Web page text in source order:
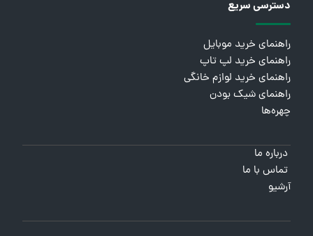
دسترسی سریع
راهنمای خرید موبایل
راهنمای خرید لپ تاپ
راهنمای خرید لوازم خانگی
راهنمای شیک بودن
چهره‌ها
درباره ما
تماس با ما
آرشیو